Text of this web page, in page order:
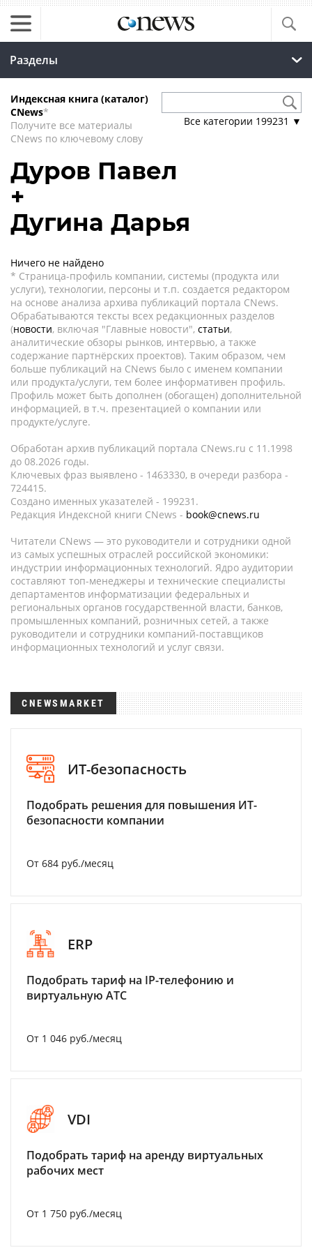
Разделы
Индексная книга (каталог)
CNews*
Получите все материалы
CNews по ключевому слову
Все категории 199231 ▼
Дуров Павел
+
Дугина Дарья
Ничего не найдено
* Страница-профиль компании, системы (продукта или
услуги), технологии, персоны и т.п. создается редактором
на основе анализа архива публикаций портала CNews.
Обрабатываются тексты всех редакционных разделов
(новости, включая "Главные новости", статьи,
аналитические обзоры рынков, интервью, а также
содержание партнёрских проектов). Таким образом, чем
больше публикаций на CNews было с именем компании
или продукта/услуги, тем более информативен профиль.
Профиль может быть дополнен (обогащен) дополнительной
информацией, в т.ч. презентацией о компании или
продукте/услуге.
Обработан архив публикаций портала CNews.ru c 11.1998
до 08.2026 годы.
Ключевых фраз выявлено - 1463330, в очереди разбора -
724415.
Создано именных указателей - 199231.
Редакция Индексной книги CNews - book@cnews.ru
Читатели CNews — это руководители и сотрудники одной
из самых успешных отраслей российской экономики:
индустрии информационных технологий. Ядро аудитории
составляют топ-менеджеры и технические специалисты
департаментов информатизации федеральных и
региональных органов государственной власти, банков,
промышленных компаний, розничных сетей, а также
руководители и сотрудники компаний-поставщиков
информационных технологий и услуг связи.
CNEWSMARKET
ИТ-безопасность
Подобрать решения для повышения ИТ-
безопасности компании
От 684 руб./месяц
ERP
Подобрать тариф на IP-телефонию и
виртуальную АТС
От 1 046 руб./месяц
VDI
Подобрать тариф на аренду виртуальных
рабочих мест
От 1 750 руб./месяц